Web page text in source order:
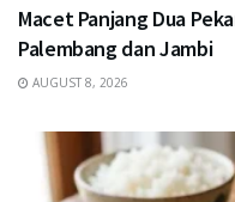
Macet Panjang Dua
Palembang dan Jambi
AUGUST 8, 2026